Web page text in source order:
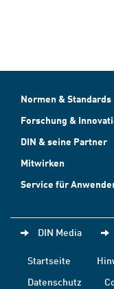
Normen & Standards
Forschung &
DIN & seine Partner
Mitwirken
Service für
DIN Media
Startseite
Datenschutz